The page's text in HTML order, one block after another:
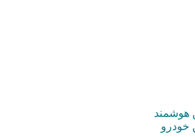
هوشمند
خودرو